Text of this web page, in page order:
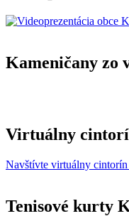
Kameničany zo
Virtuálny
Navštívte virtuálny
Tenisové kurty